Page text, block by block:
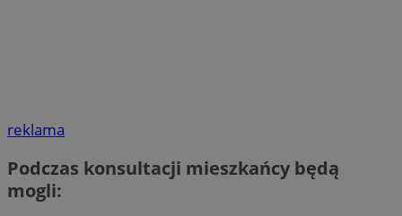
reklama
Podczas konsultacji mieszkańcy będą
mogli: